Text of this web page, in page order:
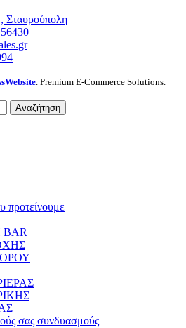
Σταυρούπολη
. Premium E-Commerce Solutions.
Αναζήτηση
προτείνουμε
BAR
σας συνδυασμούς